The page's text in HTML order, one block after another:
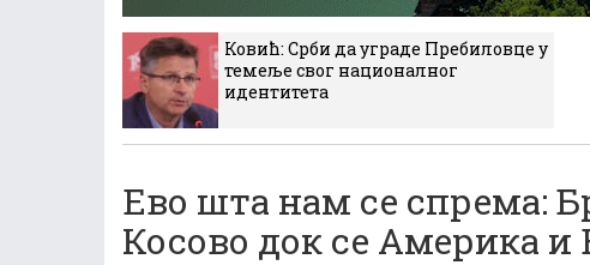
Ковић: Срби да уграде Пребиловце у
темеље свог националног
идентитета
Ево шта нам се спрема:
Косово док се Америка и